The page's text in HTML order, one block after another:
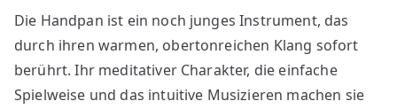
Die Handpan ist ein noch junges Instrument, das
durch ihren warmen, obertonreichen Klang sofort
berührt. Ihr meditativer Charakter, die einfache
Spielweise und das intuitive Musizieren machen sie